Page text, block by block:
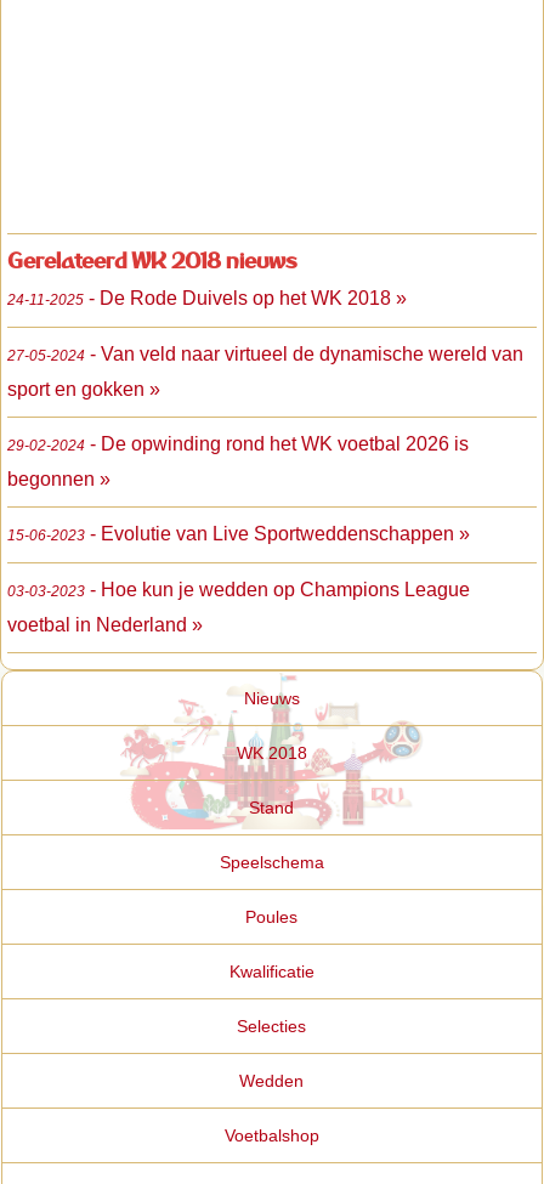
Gerelateerd WK 2018 nieuws
24-11-2025 - De Rode Duivels op het WK 2018 »
27-05-2024 - Van veld naar virtueel de dynamische wereld van
sport en gokken »
29-02-2024 - De opwinding rond het WK voetbal 2026 is
begonnen »
15-06-2023 - Evolutie van Live Sportweddenschappen »
03-03-2023 - Hoe kun je wedden op Champions League
voetbal in Nederland »
Nieuws
WK 2018
Stand
Speelschema
Poules
Kwalificatie
Selecties
Wedden
Voetbalshop